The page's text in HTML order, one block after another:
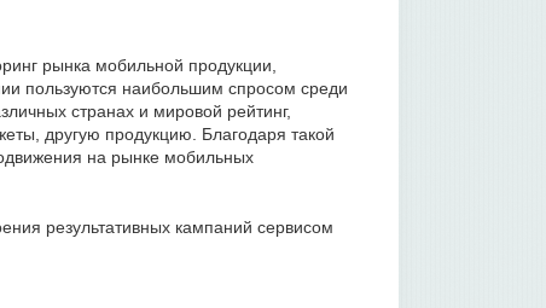
рынка мобильной продукции,
пользуются наибольшим спросом среди
странах и мировой рейтинг,
другую продукцию. Благодаря такой
на рынке мобильных
результативных кампаний сервисом